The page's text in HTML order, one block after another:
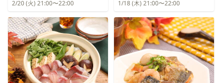
2/20 (火) 21:00〜22:00 1/18 (木) 21:00〜22:00